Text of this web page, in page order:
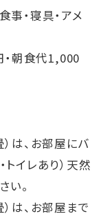
事・寝具・アメ
朝食代1,000
は、お部屋にバ
トイレあり）天然
い。
は、お部屋まで